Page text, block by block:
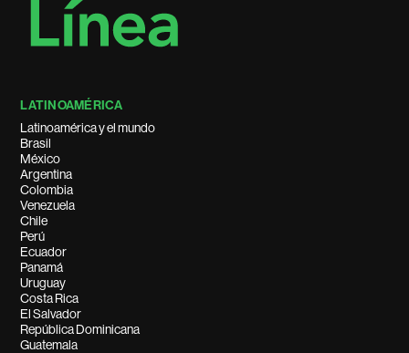
LATINOAMÉRICA
Latinoamérica y el mundo
Brasil
México
Argentina
Colombia
Venezuela
Chile
Perú
Ecuador
Panamá
Uruguay
Costa Rica
El Salvador
República Dominicana
Guatemala